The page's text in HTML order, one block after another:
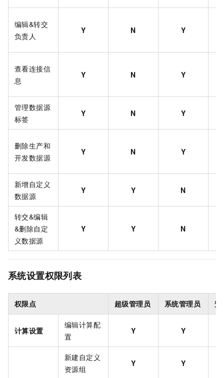
编辑&转交
负责人
Y N Y
查看连接信
息
Y N Y
管理数据源
标签
Y N Y
删除生产和
开发数据源
Y N Y
新增自定义
数据源
Y Y N
转交&编辑
&删除自定
义数据源
Y Y N
系统设置权限列表
权限点 超级管理员 系统管理员 安
计算设置
编辑计算配
置
Y Y
新建自定义
资源组
Y Y